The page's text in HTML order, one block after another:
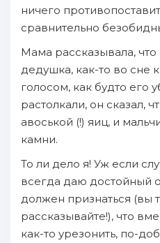
ничего
сравнительно
Мама рассказывала, что
дедушка, как-то во сне
голосом, как будто его
растолкали, он сказал,
авоськой (!) яиц, и
камни.
То ли дело я! Уж если
всегда даю достойный
должен признаться (вы
рассказывайте!), что
как-то урезонить, по-